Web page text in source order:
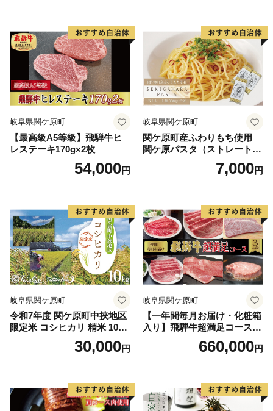
岐阜県関ケ原町
【最高級A5等級】飛騨牛ヒ
レステーキ170g×2枚
54,000円
岐阜県関ケ原町
関ケ原町産ふわりもち使用
関ケ原パスタ（ストレート
麺）計900g（300g×3袋 約9
7,000円
岐阜県関ケ原町
令和7年度 関ケ原町中挾地区
限定米 コシヒカリ 精米 10kg
30,000円
岐阜県関ケ原町
【一年間毎月お届け・化粧箱
入り】飛騨牛超満足コース
660,000円